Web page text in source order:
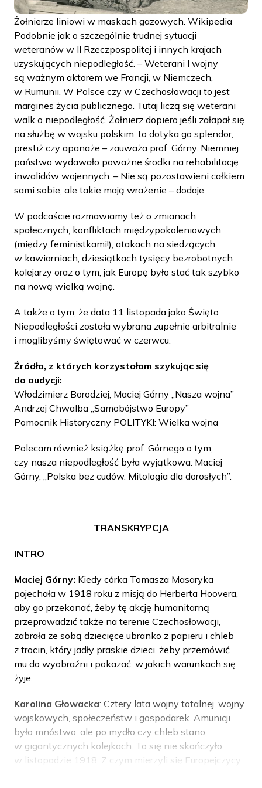
Żołnierze liniowi w maskach gazowych. Wikipedia
Podobnie jak o szczególnie trudnej sytuacji
weteranów w II Rzeczpospolitej i innych krajach
uzyskujących niepodległość. – Weterani I wojny
są ważnym aktorem we Francji, w Niemczech,
w Rumunii. W Polsce czy w Czechosłowacji to jest
margines życia publicznego. Tutaj liczą się weterani
walk o niepodległość. Żołnierz dopiero jeśli załapał się
na służbę w wojsku polskim, to dotyka go splendor,
prestiż czy apanaże – zauważa prof. Górny. Niemniej
państwo wydawało poważne środki na rehabilitację
inwalidów wojennych. – Nie są pozostawieni całkiem
sami sobie, ale takie mają wrażenie – dodaje.
W podcaście rozmawiamy też o zmianach
społecznych, konfliktach międzypokoleniowych
(między feministkami!), atakach na siedzących
w kawiarniach, dziesiątkach tysięcy bezrobotnych
kolejarzy oraz o tym, jak Europę było stać tak szybko
na nową wielką wojnę.
A także o tym, że data 11 listopada jako Święto
Niepodległości została wybrana zupełnie arbitralnie
i moglibyśmy świętować w czerwcu.
Źródła, z których korzystałam szykując się
do audycji:
Włodzimierz Borodziej, Maciej Górny „Nasza wojna”
Andrzej Chwalba „Samobójstwo Europy”
Pomocnik Historyczny POLITYKI: Wielka wojna
Polecam również książkę prof. Górnego o tym,
czy nasza niepodległość była wyjątkowa: Maciej
Górny, „Polska bez cudów. Mitologia dla dorosłych”.
TRANSKRYPCJA
INTRO
Maciej Górny: Kiedy córka Tomasza Masaryka
pojechała w 1918 roku z misją do Herberta Hoovera,
aby go przekonać, żeby tę akcję humanitarną
przeprowadzić także na terenie Czechosłowacji,
zabrała ze sobą dziecięce ubranko z papieru i chleb
z trocin, który jadły praskie dzieci, żeby przemówić
mu do wyobraźni i pokazać, w jakich warunkach się
żyje.
Karolina Głowacka: Cztery lata wojny totalnej, wojny
wojskowych, społeczeństw i gospodarek. Amunicji
było mnóstwo, ale po mydło czy chleb stano
w gigantycznych kolejkach. To się nie skończyło
w listopadzie 1918. Z czym mierzyli się Europejczycy